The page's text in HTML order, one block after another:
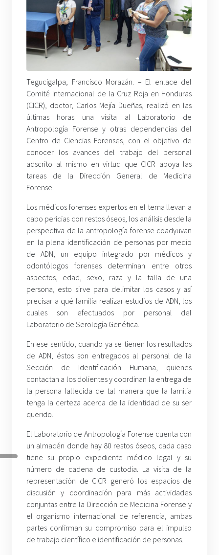
Tegucigalpa, Francisco Morazán. – El enlace del
Comité Internacional de la Cruz Roja en Honduras
(CICR), doctor, Carlos Mejía Dueñas, realizó en las
últimas horas una visita al Laboratorio de
Antropología Forense y otras dependencias del
Centro de Ciencias Forenses, con el objetivo de
conocer los avances del trabajo del personal
adscrito al mismo en virtud que CICR apoya las
tareas de la Dirección General de Medicina
Forense.
Los médicos forenses expertos en el tema llevan a
cabo pericias con restos óseos, los análisis desde la
perspectiva de la antropología forense coadyuvan
en la plena identificación de personas por medio
de ADN, un equipo integrado por médicos y
odontólogos forenses determinan entre otros
aspectos, edad, sexo, raza y la talla de una
persona, esto sirve para delimitar los casos y así
precisar a qué familia realizar estudios de ADN, los
cuales son efectuados por personal del
Laboratorio de Serología Genética.
En ese sentido, cuando ya se tienen los resultados
de ADN, éstos son entregados al personal de la
Sección de Identificación Humana, quienes
contactan a los dolientes y coordinan la entrega de
la persona fallecida de tal manera que la familia
tenga la certeza acerca de la identidad de su ser
querido.
El Laboratorio de Antropología Forense cuenta con
un almacén donde hay 80 restos óseos, cada caso
tiene su propio expediente médico legal y su
número de cadena de custodia. La visita de la
representación de CICR generó los espacios de
discusión y coordinación para más actividades
conjuntas entre la Dirección de Medicina Forense y
el organismo internacional de referencia, ambas
partes confirman su compromiso para el impulso
de trabajo científico e identificación de personas.